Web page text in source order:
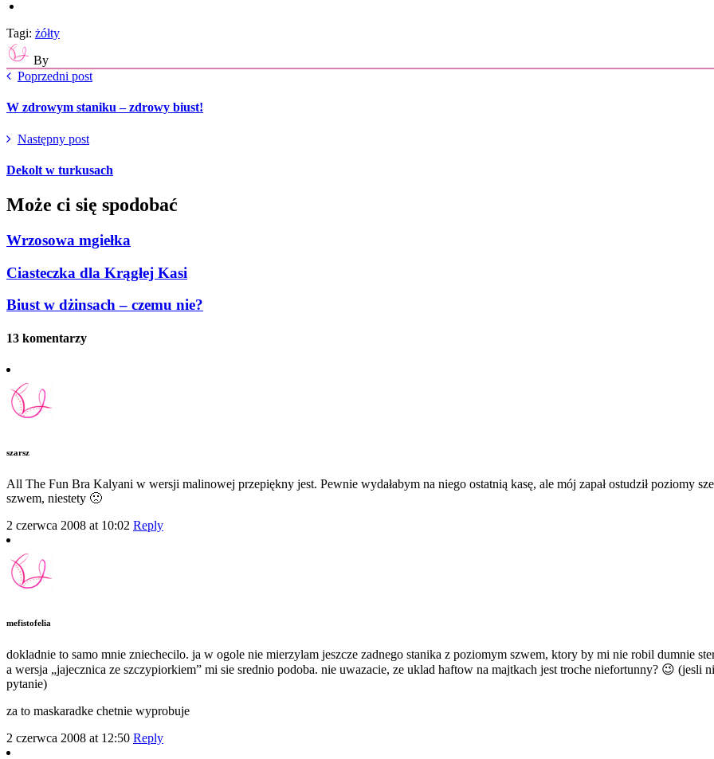
Tagi: żółty
By
Poprzedni post
W zdrowym staniku – zdrowy biust!
Następny post
Dekolt w turkusach
Może ci się spodobać
Wrzosowa mgiełka
Ciasteczka dla Krągłej Kasi
Biust w dżinsach – czemu nie?
13 komentarzy
szarsz
All The Fun Bra Kalyani w wersji malinowej przepiękny jest. Pewnie wydałabym na niego ostatnią kasę, ale mój zapał ostudził poziomy
szwem, niestety 🙁
2 czerwca 2008 at 10:02 Reply
mefistofelia
dokladnie to samo mnie zniechecilo. ja w ogole nie mierzylam jeszcze zadnego stanika z poziomym szwem, ktory by mi nie robil dumnie
a wersja „jajecznica ze szczypiorkiem” mi sie srednio podoba. nie uwazacie, ze uklad haftow na majtkach jest troche niefortunny? 😉 (jesli
pytanie)
za to maskaradke chetnie wyprobuje
2 czerwca 2008 at 12:50 Reply